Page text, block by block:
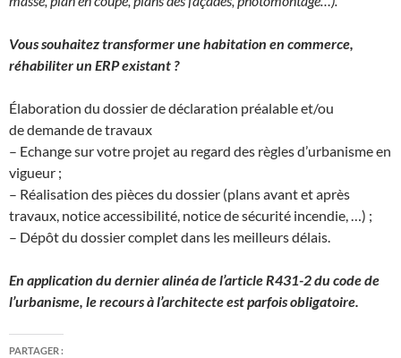
Vous souhaitez transformer une habitation en commerce,
réhabiliter un ERP existant ?
Élaboration du dossier de déclaration préalable et/ou
de demande de travaux
– Echange sur votre projet au regard des règles d’urbanisme en
vigueur ;
– Réalisation des pièces du dossier (plans avant et après
travaux, notice accessibilité, notice de sécurité incendie, …) ;
– Dépôt du dossier complet dans les meilleurs délais.
En application du dernier alinéa de l’article R431-2 du code de
l’urbanisme, le recours à l’architecte est parfois obligatoire.
PARTAGER :